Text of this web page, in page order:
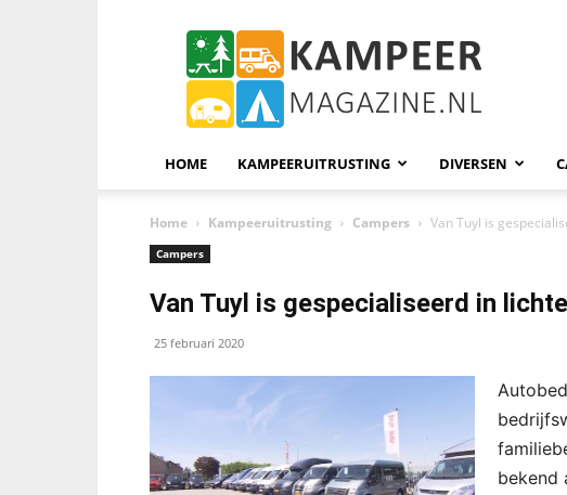
KampeerMagazine
HOME KAMPEERUITRUSTING DIVERSEN
Home Kampeeruitrusting Campers Van Tuyl is
Campers
Van Tuyl is gespecialiseerd in
25 februari 2020
bekend